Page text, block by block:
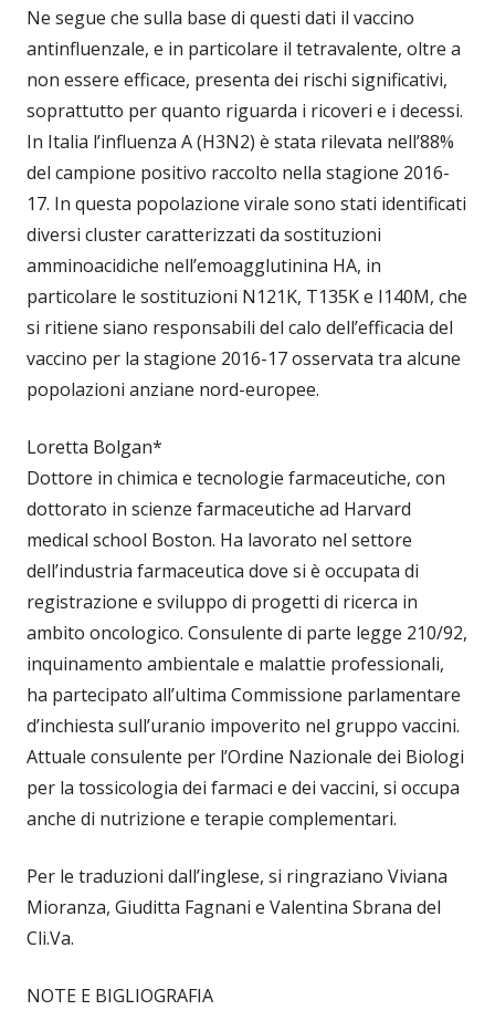
Ne segue che sulla base di questi dati il vaccino
antinfluenzale, e in particolare il tetravalente, oltre a
non essere efficace, presenta dei rischi significativi,
soprattutto per quanto riguarda i ricoveri e i decessi.
In Italia l’influenza A (H3N2) è stata rilevata nell’88%
del campione positivo raccolto nella stagione 2016-
17. In questa popolazione virale sono stati identificati
diversi cluster caratterizzati da sostituzioni
amminoacidiche nell’emoagglutinina HA, in
particolare le sostituzioni N121K, T135K e I140M, che
si ritiene siano responsabili del calo dell’efficacia del
vaccino per la stagione 2016-17 osservata tra alcune
popolazioni anziane nord-europee.
Loretta Bolgan*
Dottore in chimica e tecnologie farmaceutiche, con
dottorato in scienze farmaceutiche ad Harvard
medical school Boston. Ha lavorato nel settore
dell’industria farmaceutica dove si è occupata di
registrazione e sviluppo di progetti di ricerca in
ambito oncologico. Consulente di parte legge 210/92,
inquinamento ambientale e malattie professionali,
ha partecipato all’ultima Commissione parlamentare
d’inchiesta sull’uranio impoverito nel gruppo vaccini.
Attuale consulente per l’Ordine Nazionale dei Biologi
per la tossicologia dei farmaci e dei vaccini, si occupa
anche di nutrizione e terapie complementari.
Per le traduzioni dall’inglese, si ringraziano Viviana
Mioranza, Giuditta Fagnani e Valentina Sbrana del
Cli.Va.
NOTE E BIGLIOGRAFIA